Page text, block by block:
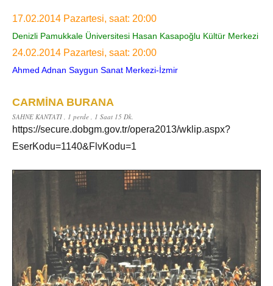
17.02.2014 Pazartesi, saat: 20:00
Denizli Pamukkale Üniversitesi Hasan Kasapoğlu Kültür Merkezi
24.02.2014 Pazartesi, saat: 20:00
Ahmed Adnan Saygun Sanat Merkezi-İzmir
CARMİNA BURANA
SAHNE KANTATI , 1 perde , 1 Saat 15 Dk.
https://secure.dobgm.gov.tr/opera2013/wklip.aspx?
EserKodu=1140&FlvKodu=1